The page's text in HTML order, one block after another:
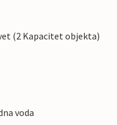
(2 Kapacitet objekta)
voda